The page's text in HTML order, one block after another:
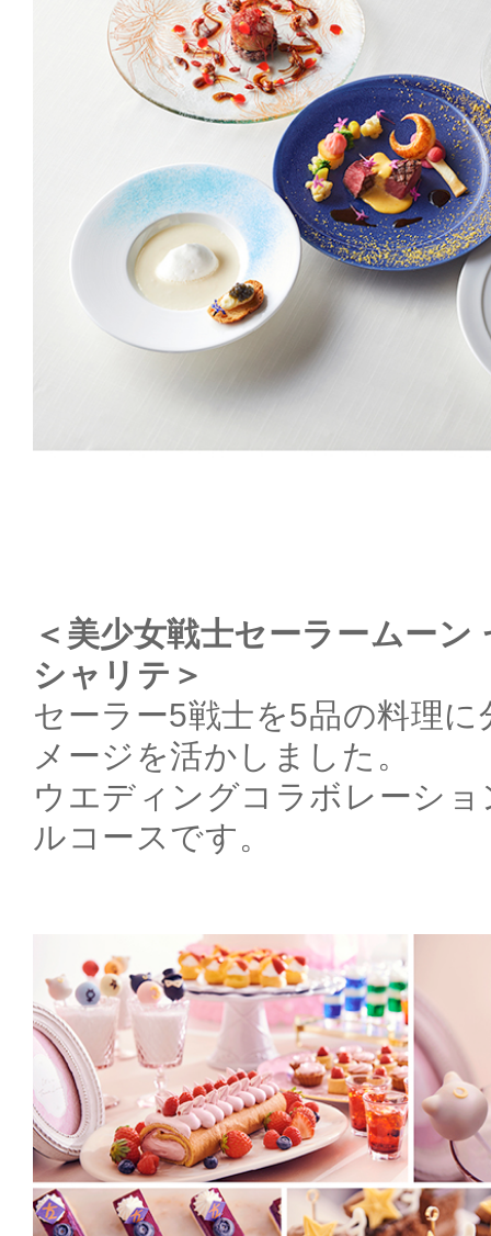
＜美少女戦士セーラームーン
シャリテ＞
セーラー5戦士を5品の料理
メージを活かしました。
ウエディングコラボレーシ
ルコースです。